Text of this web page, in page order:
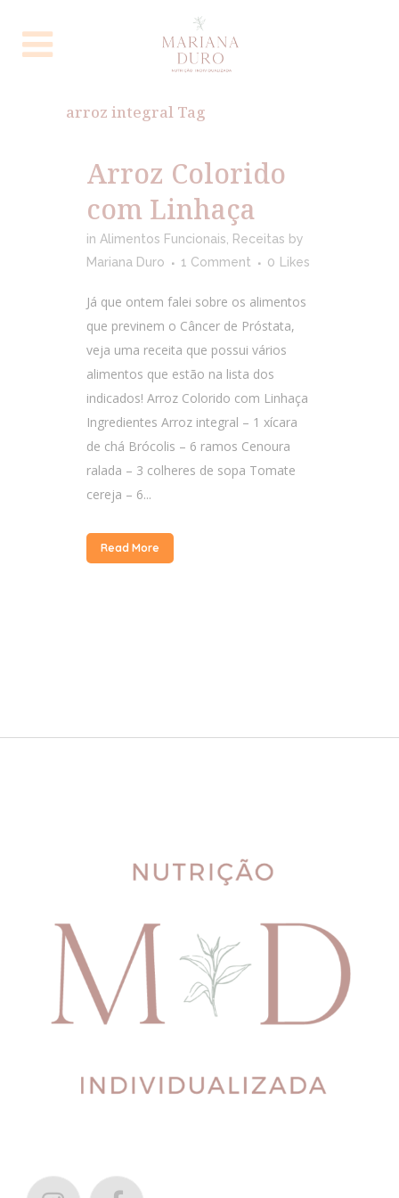
arroz integral Tag
Arroz Colorido
com Linhaça
in Alimentos Funcionais Receitas by
Mariana Duro
1 Comment 0 Likes
Já que ontem falei sobre os alimentos
que previnem o Câncer de Próstata,
veja uma receita que possui vários
alimentos que estão na lista dos
indicados! Arroz Colorido com Linhaça
Ingredientes Arroz integral – 1 xícara
de chá Brócolis – 6 ramos Cenoura
ralada – 3 colheres de sopa Tomate
cereja – 6...
Read More